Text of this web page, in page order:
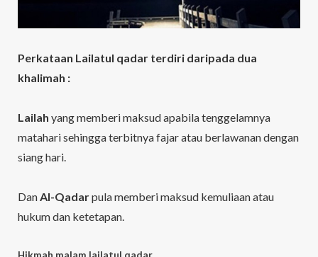
Perkataan Lailatul qadar terdiri daripada dua
khalimah :
Lailah yang memberi maksud apabila tenggelamnya
matahari sehingga terbitnya fajar atau berlawanan dengan
siang hari.
DanAl-Qadarpula memberi maksud kemuliaan atau
hukum dan ketetapan.
Hikmah malam lailatul qadar